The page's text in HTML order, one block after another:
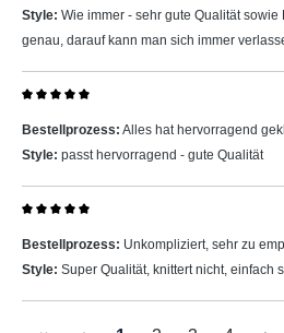
Style: Wie immer - sehr gute Qualität sowie
genau, darauf kann man sich immer
Bestellprozess: Alles hat hervorragend
Style: passt hervorragend - gute Qualität
Bestellprozess: Unkompliziert, sehr zu
Style: Super Qualität, knittert nicht, einfach